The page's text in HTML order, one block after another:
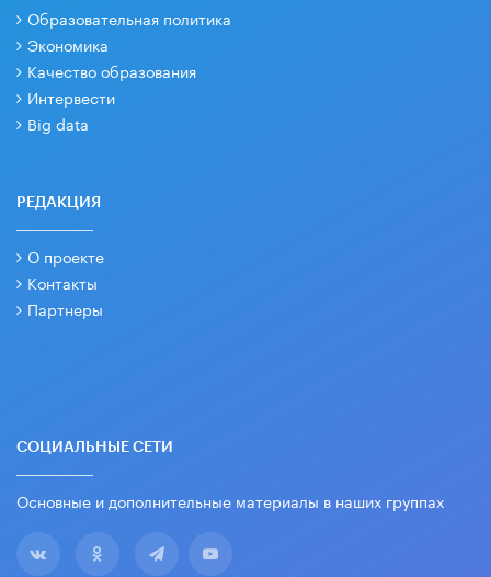
Образовательная политика
Экономика
Качество образования
Интервести
Big data
РЕДАКЦИЯ
О проекте
Контакты
Партнеры
СОЦИАЛЬНЫЕ СЕТИ
Основные и дополнительные материалы в наших группах